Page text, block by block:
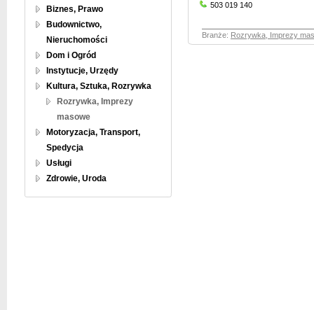
Biznes, Prawo
Budownictwo,
Nieruchomości
Dom i Ogród
Instytucje, Urzędy
Kultura, Sztuka, Rozrywka
Rozrywka, Imprezy
masowe
Motoryzacja, Transport,
Spedycja
Usługi
Zdrowie, Uroda
503 019 140
Branże: Rozrywka, Imprezy